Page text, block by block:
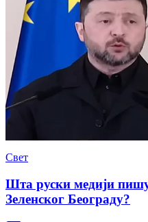
Свет
Шта руски медији
Зеленског Београду?